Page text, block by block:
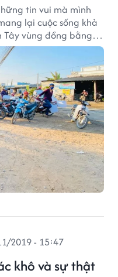
tin vui mà mình
lại cuộc sống khả
vùng đồng bằng
khô và sự thật
2019 - 15:47